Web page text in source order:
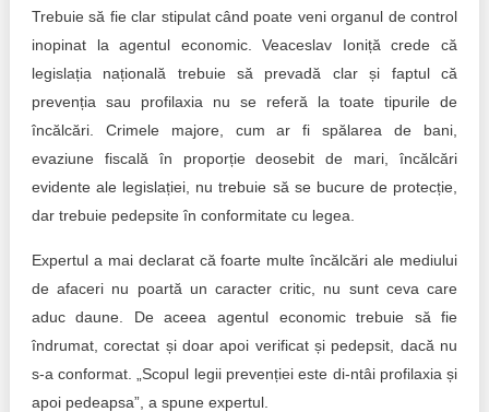
Trebuie să fie clar stipulat când poate veni organul de control
inopinat la agentul economic. Veaceslav Ioniță crede că
legislația națională trebuie să prevadă clar și faptul că
prevenția sau profilaxia nu se referă la toate tipurile de
încălcări. Crimele majore, cum ar fi spălarea de bani,
evaziune fiscală în proporție deosebit de mari, încălcări
evidente ale legislației, nu trebuie să se bucure de protecție,
dar trebuie pedepsite în conformitate cu legea.
Expertul a mai declarat că foarte multe încălcări ale mediului
de afaceri nu poartă un caracter critic, nu sunt ceva care
aduc daune. De aceea agentul economic trebuie să fie
îndrumat, corectat și doar apoi verificat și pedepsit, dacă nu
s-a conformat. „Scopul legii prevenției este di-ntâi profilaxia și
apoi pedeapsa”, a spune expertul.